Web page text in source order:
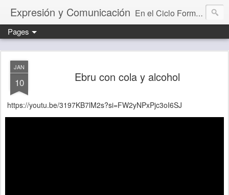
Expresión y Comunicación En el Ciclo Formativo "Educación Infantil" aprendemos a programar y evaluar situaciones de aprendizaje que desarrollan la capacidad comunicativa.
Pages
JAN
10 Ebru con cola y alcohol
https://youtu.be/3197KB7lM2s?si=FW2yNPxPjc3oI6SJ